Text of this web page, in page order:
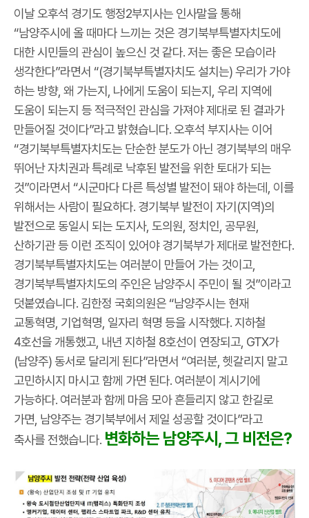
이날 오후석 경기도 행정2부지사는 인사말을 통해
“남양주시에 올 때마다 느끼는 것은 경기북부특별자치도에
대한 시민들의 관심이 높으신 것 같다. 저는 좋은 모습이라
생각한다”라면서 “(경기북부특별자치도 설치는) 우리가 가야
하는 방향, 왜 가는지, 나에게 도움이 되는지, 우리 지역에
도움이 되는지 등 적극적인 관심을 가져야 제대로 된 결과가
만들어질 것이다”라고 밝혔습니다. 오후석 부지사는 이어
“경기북부특별자치도는 단순한 분도가 아닌 경기북부의 매우
뛰어난 자치권과 특례로 낙후된 발전을 위한 토대가 되는
것”이라면서 “시군마다 다른 특성별 발전이 돼야 하는데, 이를
위해서는 사람이 필요하다. 경기북부 발전이 자기(지역)의
발전으로 동일시 되는 도지사, 도의원, 정치인, 공무원,
산하기관 등 이런 조직이 있어야 경기북부가 제대로 발전한다.
경기북부특별자치도는 여러분이 만들어 가는 것이고,
경기북부특별자치도의 주인은 남양주시 주민이 될 것”이라고
덧붙였습니다. 김한정 국회의원은 “남양주시는 현재
교통혁명, 기업혁명, 일자리 혁명 등을 시작했다. 지하철
4호선을 개통했고, 내년 지하철 8호선이 연장되고, GTX가
(남양주) 동서로 달리게 된다”라면서 “여러분, 헷갈리지 말고
고민하시지 마시고 함께 가면 된다. 여러분이 계시기에
가능하다. 여러분과 함께 마음 모아 흔들리지 않고 한길로
가면, 남양주는 경기북부에서 제일 성공할 것이다”라고
축사를 전했습니다. 변화하는 남양주시, 그 비전은?